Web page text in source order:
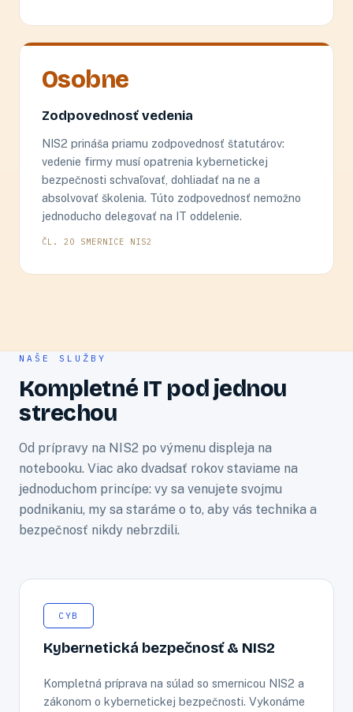
Osobne
Zodpovednosť vedenia
NIS2 prináša priamu zodpovednosť štatutárov:
vedenie firmy musí opatrenia kybernetickej
bezpečnosti schvaľovať, dohliadať na ne a
absolvovať školenia. Túto zodpovednosť nemožno
jednoducho delegovať na IT oddelenie.
ČL. 20 SMERNICE NIS2
NAŠE SLUŽBY
Kompletné IT pod jednou
strechou
Od prípravy na NIS2 po výmenu displeja na
notebooku. Viac ako dvadsať rokov staviame na
jednoduchom princípe: vy sa venujete svojmu
podnikaniu, my sa staráme o to, aby vás technika a
bezpečnosť nikdy nebrzdili.
CYB
Kybernetická bezpečnosť & NIS2
Kompletná príprava na súlad so smernicou NIS2 a
zákonom o kybernetickej bezpečnosti. Vykonáme